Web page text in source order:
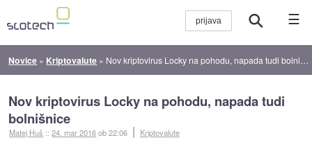
☰
Novice » Kriptovalute » Nov kriptovirus Locky na pohodu, napada tudi bolnišnice
Nov kriptovirus Locky na pohodu, napada tudi
bolnišnice
Matej Huš ::24. mar 2016ob 22:06 Kriptovalute